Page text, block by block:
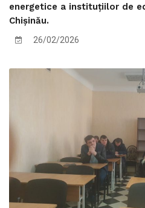
energetice a instituțiilor de
Chișinău.
26/02/2026